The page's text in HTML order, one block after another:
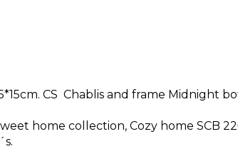
CS Chablis and frame Midnight
home collection, Cozy home SCB